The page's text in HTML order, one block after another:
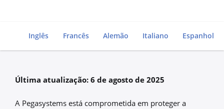
Go toInglês Francês Alemão Italiano Espanhol
Última atualização: 6 de agosto de 2025
A Pegasystems está comprometida em proteger a